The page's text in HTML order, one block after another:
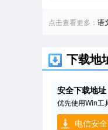
点击查看更多： 语
下载地
安全下载地址
优先使用Win工
电信安